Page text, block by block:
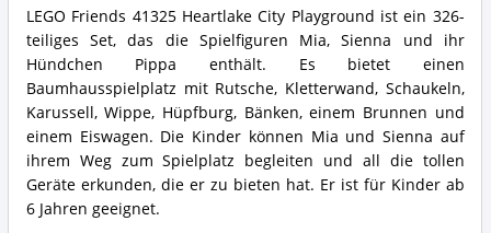
LEGO
Friends
41325
Heartlake
City
Spielplatz
Zusammenfassung:
Was
bietet
LEGO®
Friends?
LEGO Friends 41325 Heartlake City Playground ist ein 326-
teiliges Set, das die Spielfiguren Mia, Sienna und ihr
Hündchen Pippa enthält. Es bietet einen
Baumhausspielplatz mit Rutsche, Kletterwand, Schaukeln,
Karussell, Wippe, Hüpfburg, Bänken, einem Brunnen und
einem Eiswagen. Die Kinder können Mia und Sienna auf
ihrem Weg zum Spielplatz begleiten und all die tollen
Geräte erkunden, die er zu bieten hat. Er ist für Kinder ab
6 Jahren geeignet.
City
Spielplatz
Vorteile:
Was
spricht
für
LEGO®
Friends?